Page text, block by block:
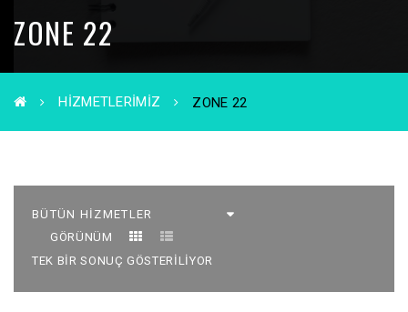
ZONE 22
HIZMETLERIMIZ ZONE 22
GÖRÜNÜM
TEK BIR SONUÇ GÖSTERILIYOR